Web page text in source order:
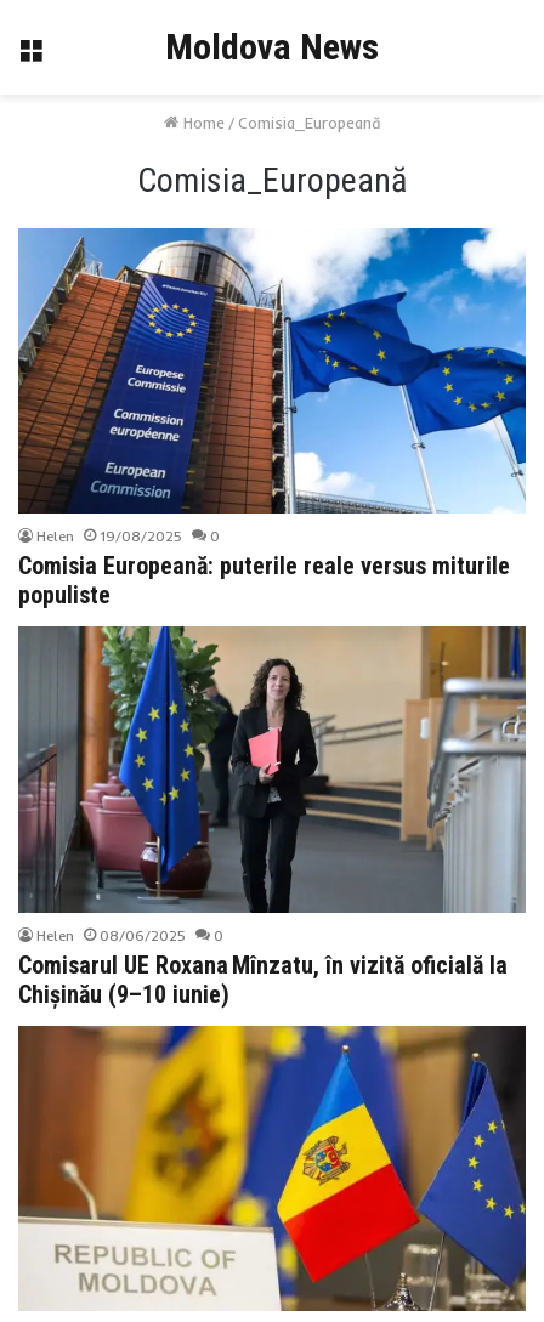
Menu Moldova News
Home / Comisia_Europeană
Comisia_Europeană
Helen 19/08/2025 0
Comisia Europeană: puterile reale versus miturile
populiste
Helen 08/06/2025 0
Comisarul UE Roxana Mînzatu, în vizită oficială la
Chișinău (9–10 iunie)